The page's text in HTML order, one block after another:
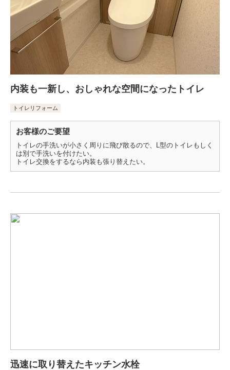
内装も一新し、おしゃれな空間になったトイレ
トイレリフォーム
お客様のご要望
トイレの手洗いが小さく周りに飛び散るので、L型のトイレもしく
は別で手洗いを付けたい。
トイレ交換をするなら内装も張り替えたい。
迅速に取り替えたキッチン水栓